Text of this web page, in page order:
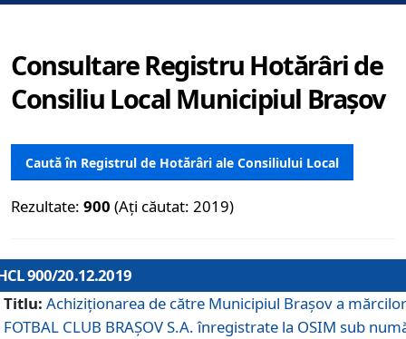
Consultare Registru Hotărâri de
Consiliu Local Municipiul Brașov
Caută în Registrul de Hotărâri ale Consiliului Local
Rezultate: 900 (Ați căutat: 2019)
900/20.12.2019
Titlu: Achiziționarea de către Municipiul Brașov a mărcilor
FOTBAL CLUB BRAȘOV S.A. înregistrate la OSIM sub